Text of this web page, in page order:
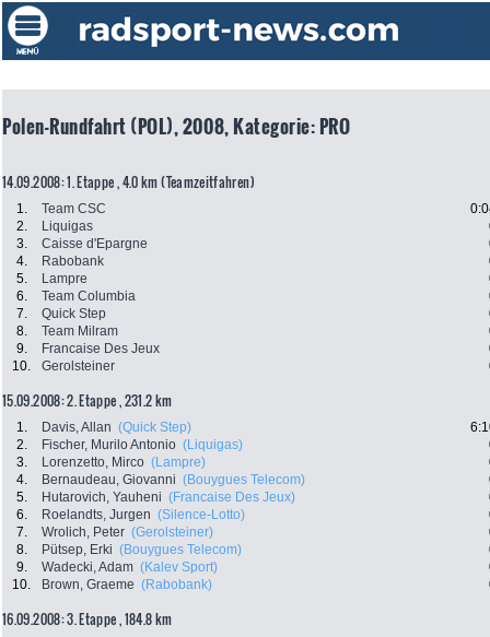
Polen-Rundfahrt (POL), 2008, Kategorie: PRO
14.09.2008: 1. Etappe , 4.0 km (Teamzeitfahren)
1. Team CSC
2.
Liquigas
3.
Caisse d'Epargne
4.
Rabobank
5.
Lampre
6.
Team Columbia
7.
Quick Step
8.
Team Milram
9.
Francaise Des Jeux
10.
Gerolsteiner
15.09.2008: 2. Etappe , 231.2 km
1. Davis, Allan (Quick Step)
2.
Fischer, Murilo Antonio (Liquigas)
3.
Lorenzetto, Mirco (Lampre)
4.
Bernaudeau, Giovanni (Bouygues Telecom)
5.
Hutarovich, Yauheni (Francaise Des Jeux)
6.
Roelandts, Jurgen (Silence-Lotto)
7.
Wrolich, Peter (Gerolsteiner)
8.
Pütsep, Erki (Bouygues Telecom)
9.
Wadecki, Adam (Kalev Sport)
10.
Brown, Graeme (Rabobank)
16.09.2008: 3. Etappe , 184.8 km